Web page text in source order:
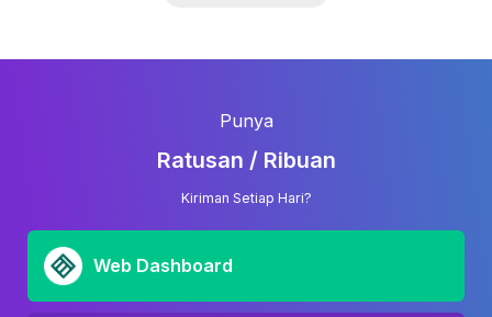
Punya
Ratusan / Ribuan
Kiriman Setiap Hari?
Web Dashboard